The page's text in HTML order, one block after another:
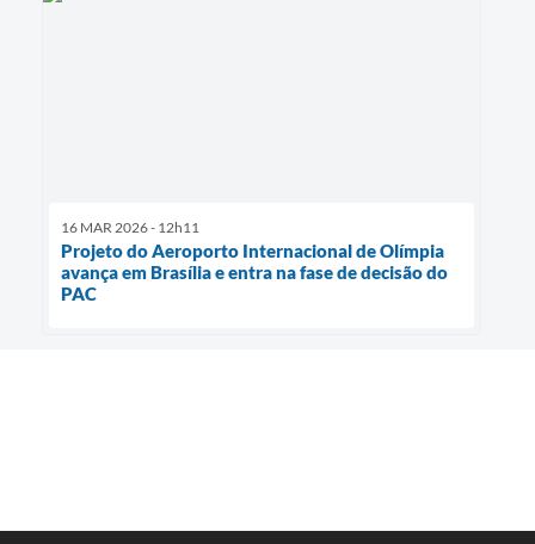
16 MAR 2026 - 12h11
Projeto do Aeroporto Internacional de Olímpia
avança em Brasília e entra na fase de decisão do
PAC